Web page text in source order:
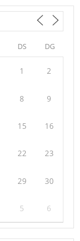
DS DG
1 2
8 9
15 16
22 23
29 30
5 6